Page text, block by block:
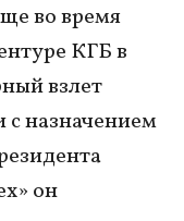
во время
КГБ в
взлет
с назначением
он